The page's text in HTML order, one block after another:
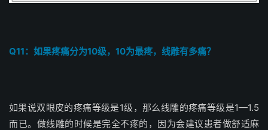
Q11：如果疼痛分为10级，10为最疼，线雕有多痛？
如果说双眼皮的疼痛等级是1级，那么线雕的疼痛等级是1—1.5
而已。做线雕的时候是完全不疼的，因为会建议患者做舒适麻